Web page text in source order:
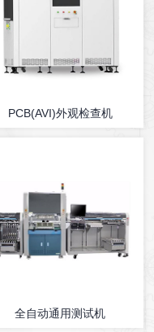
PCB(AVI)外观检查机
全自动通用测试机